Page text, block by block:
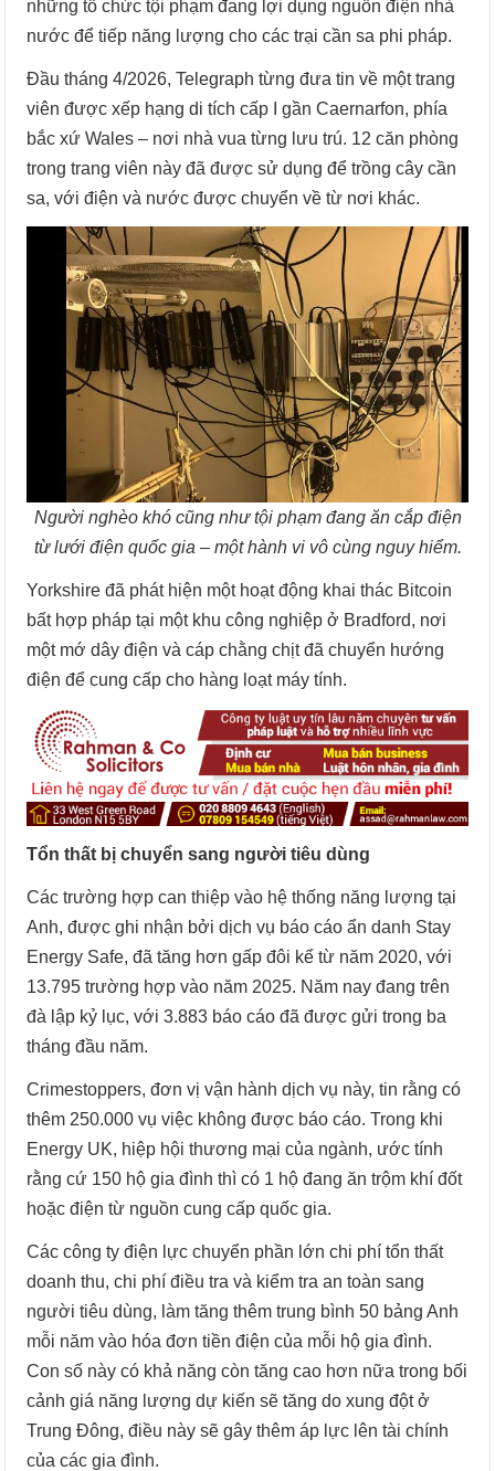
những tổ chức tội phạm đang lợi dụng nguồn điện nhà
nước để tiếp năng lượng cho các trại cần sa phi pháp.
Đầu tháng 4/2026, Telegraph từng đưa tin về một trang
viên được xếp hạng di tích cấp I gần Caernarfon, phía
bắc xứ Wales – nơi nhà vua từng lưu trú. 12 căn phòng
trong trang viên này đã được sử dụng để trồng cây cần
sa, với điện và nước được chuyển về từ nơi khác.
Người nghèo khó cũng như tội phạm đang ăn cắp điện
từ lưới điện quốc gia – một hành vi vô cùng nguy hiểm.
Yorkshire đã phát hiện một hoạt động khai thác Bitcoin
bất hợp pháp tại một khu công nghiệp ở Bradford, nơi
một mớ dây điện và cáp chằng chịt đã chuyển hướng
điện để cung cấp cho hàng loạt máy tính.
Tổn thất bị chuyển sang người tiêu dùng
Các trường hợp can thiệp vào hệ thống năng lượng tại
Anh, được ghi nhận bởi dịch vụ báo cáo ẩn danh Stay
Energy Safe, đã tăng hơn gấp đôi kể từ năm 2020, với
13.795 trường hợp vào năm 2025. Năm nay đang trên
đà lập kỷ lục, với 3.883 báo cáo đã được gửi trong ba
tháng đầu năm.
Crimestoppers, đơn vị vận hành dịch vụ này, tin rằng có
thêm 250.000 vụ việc không được báo cáo. Trong khi
Energy UK, hiệp hội thương mại của ngành, ước tính
rằng cứ 150 hộ gia đình thì có 1 hộ đang ăn trộm khí đốt
hoặc điện từ nguồn cung cấp quốc gia.
Các công ty điện lực chuyển phần lớn chi phí tổn thất
doanh thu, chi phí điều tra và kiểm tra an toàn sang
người tiêu dùng, làm tăng thêm trung bình 50 bảng Anh
mỗi năm vào hóa đơn tiền điện của mỗi hộ gia đình.
Con số này có khả năng còn tăng cao hơn nữa trong bối
cảnh giá năng lượng dự kiến ​​sẽ tăng do xung đột ở
Trung Đông, điều này sẽ gây thêm áp lực lên tài chính
của các gia đình.